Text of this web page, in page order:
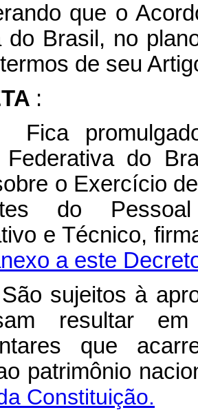
que o
do Brasil, no
de seu
:
Fica
Federativa do
o Exercício
do
e Técnico,
a este
sujeitos à
resultar
que
patrimônio
Constituição.